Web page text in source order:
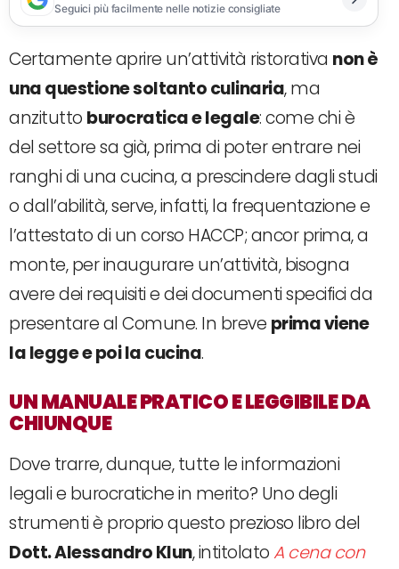
Seguici più facilmente nelle notizie consigliate
Certamente aprire un’attività ristorativa non è
una questione soltanto culinaria, ma
anzitutto burocratica e legale: come chi è
del settore sa già, prima di poter entrare nei
ranghi di una cucina, a prescindere dagli studi
o dall’abilità, serve, infatti, la frequentazione e
l’attestato di un corso HACCP; ancor prima, a
monte, per inaugurare un’attività, bisogna
avere dei requisiti e dei documenti specifici da
presentare al Comune. In breve prima viene
la legge e poi la cucina.
UN MANUALE PRATICO E LEGGIBILE DA
CHIUNQUE
Dove trarre, dunque, tutte le informazioni
legali e burocratiche in merito? Uno degli
strumenti è proprio questo prezioso libro del
Dott. Alessandro Klun, intitolatoA cena con